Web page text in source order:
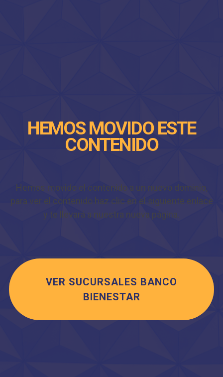
HEMOS MOVIDO ESTE
CONTENIDO
Hemos movido el contenido a un nuevo dominio,
para ver el contenido haz clic en el siguiente enlace
y te llevará a nuestra nueva página.
VER SUCURSALES BANCO
BIENESTAR